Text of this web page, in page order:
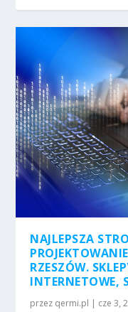
NAJLEPSZA
RZESZÓW.
INTERNETOWE,
przez qermi.pl cze 3,